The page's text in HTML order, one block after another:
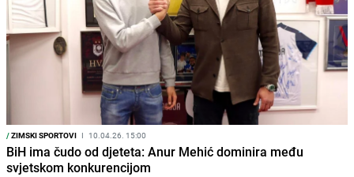
/ZIMSKI SPORTOVI I 10.04.26. 15:00
BiH ima čudo od djeteta: Anur Mehić dominira među
svjetskom konkurencijom